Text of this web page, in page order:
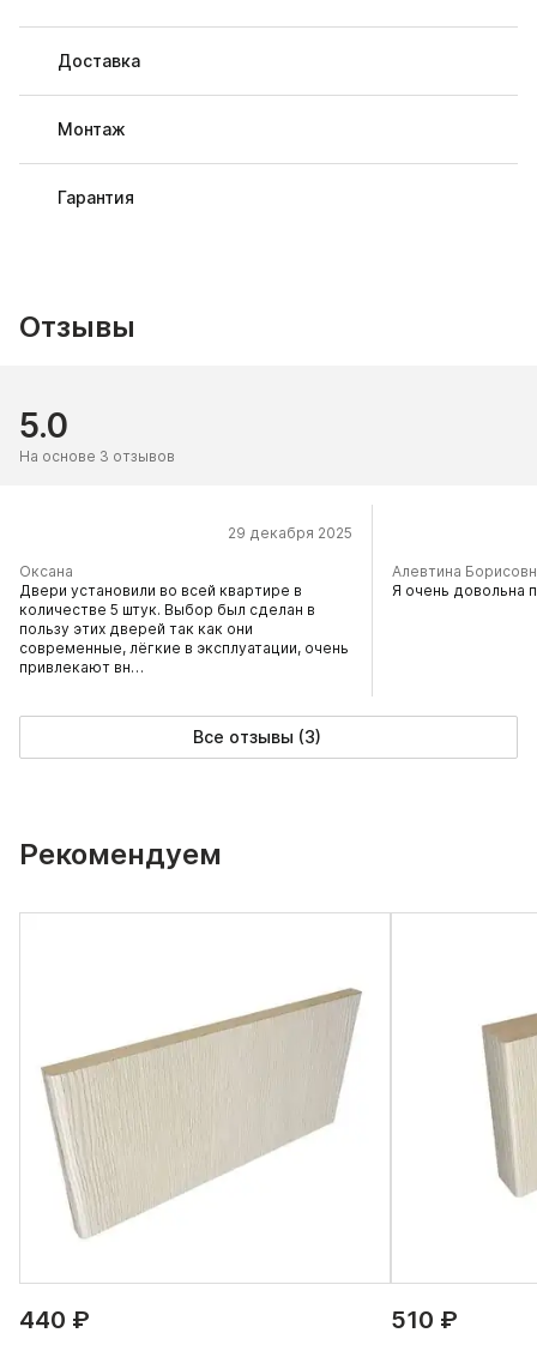
Доставка
Монтаж
Гарантия
Отзывы
5.0
На основе 3 отзывов
29 декабря 2025
Оксана
Двери установили во всей квартире в
количестве 5 штук. Выбор был сделан в
пользу этих дверей так как они
современные, лёгкие в эксплуатации, очень
привлекают вн…
Алевтина
Я очень довольна
Все отзывы (3)
Рекомендуем
440 ₽ 510 ₽